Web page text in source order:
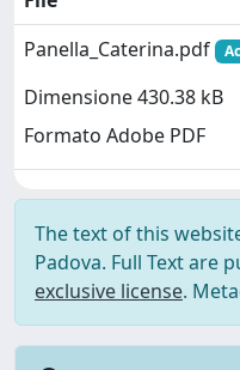
Panella_Caterina.pdf
Dimensione 430.38 kB
Formato Adobe PDF
The text of this
Padova. Full Text are
exclusive license.